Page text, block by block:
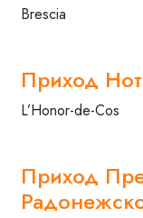
Brescia
Приход
L’Honor-de-Cos
Приход